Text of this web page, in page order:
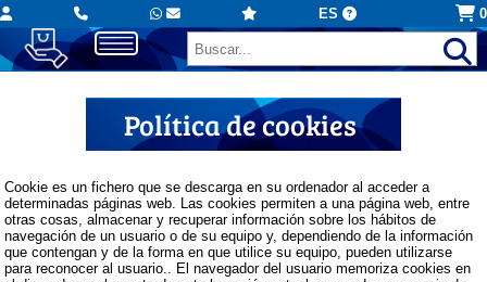
ES 0
Política de cookies
Cookie es un fichero que se descarga en su ordenador al acceder a
determinadas páginas web. Las cookies permiten a una página web, entre
otras cosas, almacenar y recuperar información sobre los hábitos de
navegación de un usuario o de su equipo y, dependiendo de la información
que contengan y de la forma en que utilice su equipo, pueden utilizarse
para reconocer al usuario.. El navegador del usuario memoriza cookies en